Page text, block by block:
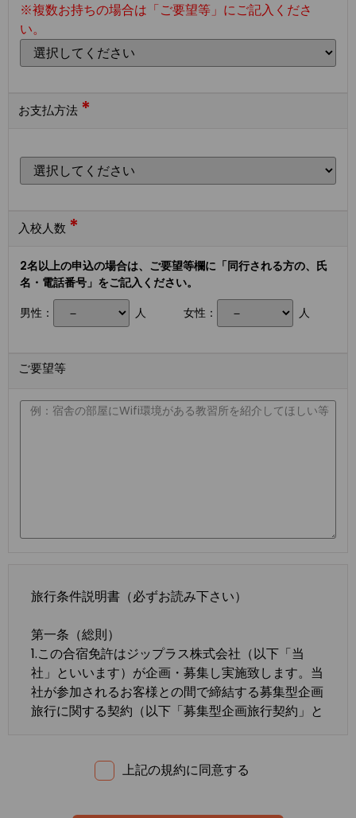
※複数お持ちの場合は「ご要望等」にご記入くださ
い。
お支払方法 *
入校人数 *
2名以上の申込の場合は、ご要望等欄に「同行される方の、氏
名・電話番号」をご記入ください。
男性：
人 女性： 人
ご要望等
旅行条件説明書（必ずお読み下さい）
第一条（総則）
1.この合宿免許はジップラス株式会社（以下「当
社」といいます）が企画・募集し実施致します。当
社が参加されるお客様との間で締結する募集型企画
旅行に関する契約（以下「募集型企画旅行契約」と
たは一般に確立された慣習によるものとします。
上記の規約に同意する